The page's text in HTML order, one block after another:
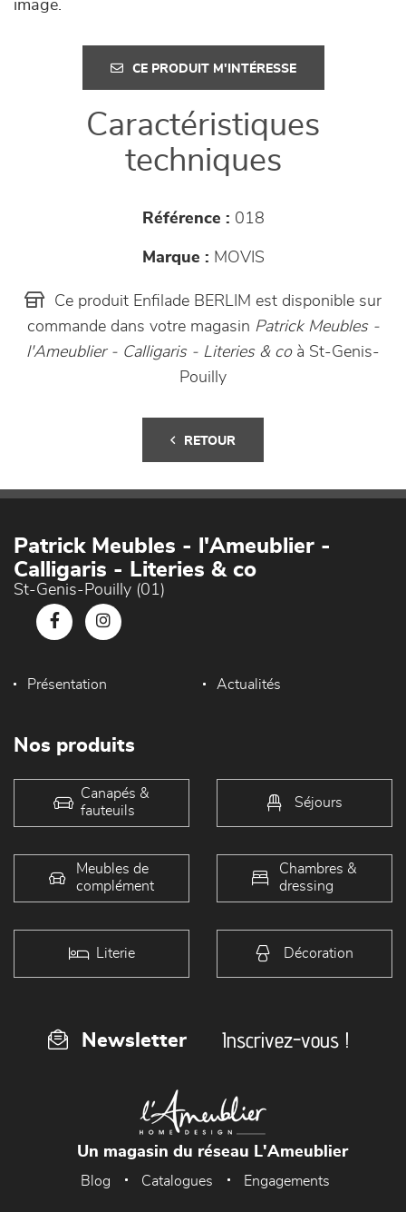
image.
CE PRODUIT M'INTÉRESSE
Caractéristiques
techniques
Référence : 018
Marque : MOVIS
Ce produit Enfilade BERLIM est disponible sur
commande dans votre magasin Patrick Meubles -
l'Ameublier - Calligaris - Literies & coà St-Genis-
Pouilly
RETOUR
Patrick Meubles - l'Ameublier -
Calligaris - Literies & co
St-Genis-Pouilly (01)
Présentation Actualités
Nos produits
Canapés &
fauteuils
Séjours
Meubles de
complément
Chambres &
dressing
Literie Décoration
Newsletter Inscrivez-vous !
Un magasin du réseau L'Ameublier
Blog Catalogues Engagements